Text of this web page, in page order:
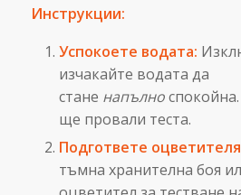
Инструкции:
Успокоете водата:
изчакайте водата да
стане напълно
ще провали теста.
Подгответе
тъмна хранителна боя